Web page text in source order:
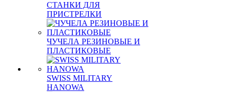
СТАНКИ ДЛЯ
ПРИСТРЕЛКИ
ЧУЧЕЛА РЕЗИНОВЫЕ И
ПЛАСТИКОВЫЕ
SWISS MILITARY
HANOWA